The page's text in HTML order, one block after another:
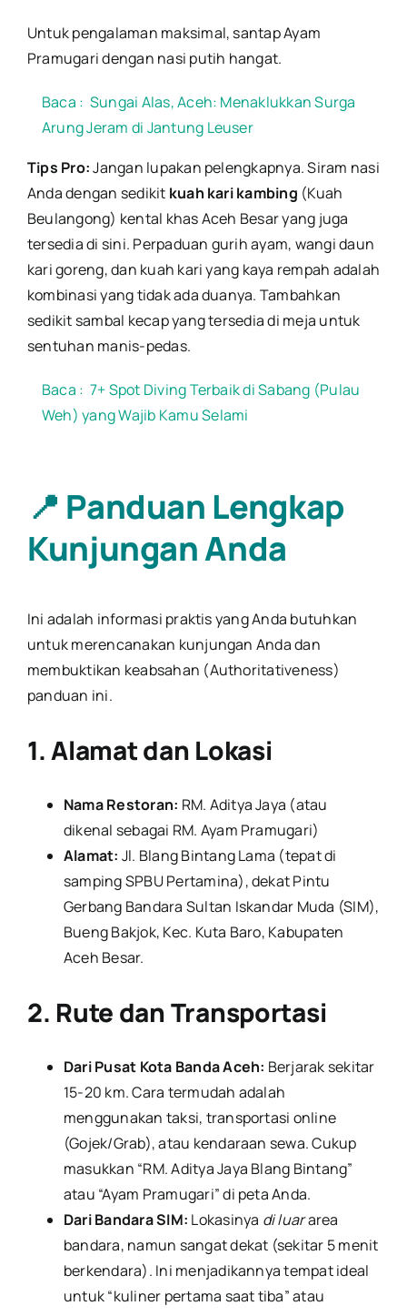
Untuk pengalaman maksimal, santap Ayam
Pramugari dengan nasi putih hangat.
Baca : Sungai Alas, Aceh: Menaklukkan Surga
Arung Jeram di Jantung Leuser
Tips Pro:Jangan lupakan pelengkapnya. Siram nasi
Anda dengan sedikit kuah kari kambing (Kuah
Beulangong) kental khas Aceh Besar yang juga
tersedia di sini. Perpaduan gurih ayam, wangi daun
kari goreng, dan kuah kari yang kaya rempah adalah
kombinasi yang tidak ada duanya. Tambahkan
sedikit sambal kecap yang tersedia di meja untuk
sentuhan manis-pedas.
Baca : 7+ Spot Diving Terbaik di Sabang (Pulau
Weh) yang Wajib Kamu Selami
📍 Panduan Lengkap
Kunjungan Anda
Ini adalah informasi praktis yang Anda butuhkan
untuk merencanakan kunjungan Anda dan
membuktikan keabsahan (Authoritativeness)
panduan ini.
1. Alamat dan Lokasi
Nama Restoran: RM. Aditya Jaya (atau
dikenal sebagai RM. Ayam Pramugari)
Alamat: Jl. Blang Bintang Lama (tepat di
samping SPBU Pertamina), dekat Pintu
Gerbang Bandara Sultan Iskandar Muda (SIM),
Bueng Bakjok, Kec. Kuta Baro, Kabupaten
Aceh Besar.
2. Rute dan Transportasi
Dari Pusat Kota Banda Aceh: Berjarak sekitar
15-20 km. Cara termudah adalah
menggunakan taksi, transportasi online
(Gojek/Grab), atau kendaraan sewa. Cukup
masukkan “RM. Aditya Jaya Blang Bintang”
atau “Ayam Pramugari” di peta Anda.
Dari Bandara SIM: Lokasinya di luararea
bandara, namun sangat dekat (sekitar 5 menit
berkendara). Ini menjadikannya tempat ideal
untuk “kuliner pertama saat tiba” atau